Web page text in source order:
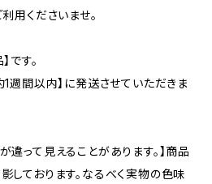
用くださいませ。
です。
週間以内】に発送させていただきま
って見えることがあります。】商品
しております。なるべく実物の色味